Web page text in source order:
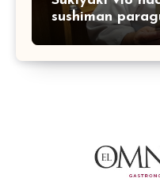
sushiman